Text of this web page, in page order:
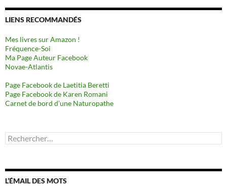
LIENS RECOMMANDÉS
Mes livres sur Amazon !
Fréquence-Soi
Ma Page Auteur Facebook
Novae-Atlantis
Page Facebook de Laetitia Beretti
Page Facebook de Karen Romani
Carnet de bord d’une Naturopathe
Rechercher :
L’ÉMAIL DES MOTS